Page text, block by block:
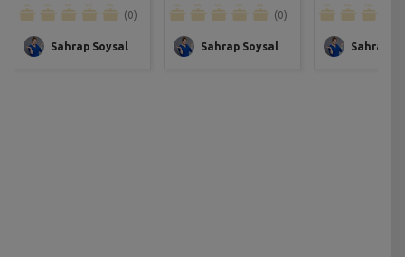
(0)
Sahrap Soysal
(0)
Sahrap Soysal Sahrap